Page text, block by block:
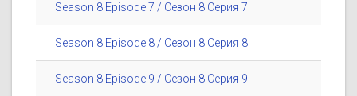
Season 8 Episode 7 / Сезон 8 Серия 7
Season 8 Episode 8 / Сезон 8 Серия 8
Season 8 Episode 9 / Сезон 8 Серия 9